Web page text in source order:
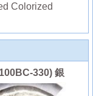
Colorized
330) 銀